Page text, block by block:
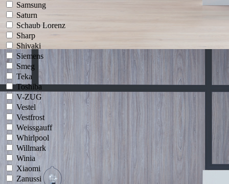
Samsung
Saturn
Schaub Lorenz
Sharp
Shivaki
Siemens
Smeg
Teka
Toshiba
V-ZUG
Vestel
Vestfrost
Weissgauff
Whirlpool
Willmark
Winia
Xiaomi
Zanussi